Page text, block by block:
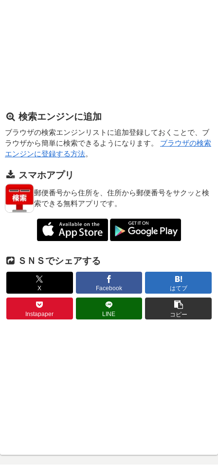
検索エンジンに追加
ブラウザの検索エンジンリストに追加登録しておくことで、ブ
ラウザから簡単に検索できるようになります。 ブラウザの検索
エンジンに登録する方法。
スマホアプリ
郵便番号から住所を、住所から郵便番号をサクッと検
索できる無料アプリです。
ＳＮＳでシェアする
X Facebook はてブ
Instapaper LINE コピー